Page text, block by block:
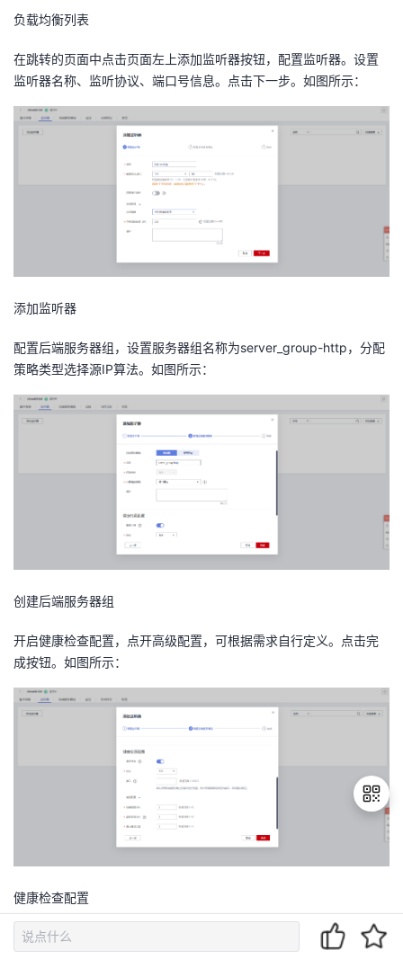
负载均衡列表
在跳转的页面中点击页面左上添加监听器按钮，配置监听器。设置
监听器名称、监听协议、端口号信息。点击下一步。如图所示：
添加监听器
配置后端服务器组，设置服务器组名称为server_group-http，分配
策略类型选择源IP算法。如图所示：
创建后端服务器组
开启健康检查配置，点开高级配置，可根据需求自行定义。点击完
成按钮。如图所示：
健康检查配置
点击完成后，等待创建即可返回确认提示框。如图所示：